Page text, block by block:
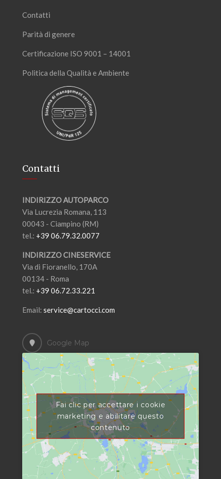
Contatti
Parità di genere
Certificazione ISO 9001 – 14001
Politica della Qualità e Ambiente
Contatti
INDIRIZZO AUTOPARCO
Via Lucrezia Romana, 113
00043 - Ciampino (RM)
tel.: +39 06.79.32.0077
INDIRIZZO CINESERVICE
Via di Fioranello, 170A
00134 - Roma
tel.: +39 06.72.33.221
Email: service@cartocci.com
Google Map
Fai clic per accettare i cookie
marketing e abilitare questo
contenuto